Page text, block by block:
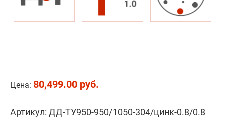
Цена: 80,499.00 руб.
Артикул: ДД-ТУ950-950/1050-304/цинк-0.8/0.8